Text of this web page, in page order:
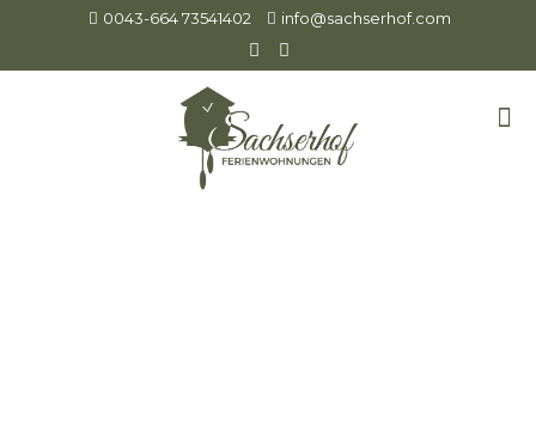
0043-664 73541402 info@sachserhof.com